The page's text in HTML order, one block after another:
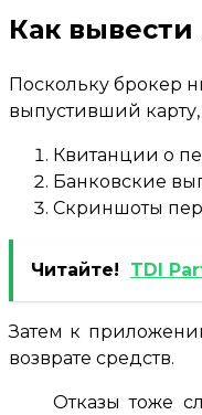
Как вывести
Поскольку брокер
выпустивший
Квитанции о
Банковские
Скриншоты
Читайте! TDI
Затем к
возврате средств.
Отказы тоже